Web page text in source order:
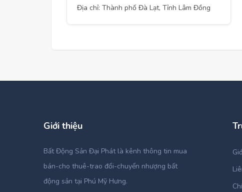
Địa chỉ: Thành phố Đà Lạt, Tỉnh Lâm Đồng
Giới thiệu
Bất Động Sản Đại Phát là kênh thông tin mua
bán-cho thuê-trao đổi-chuyển nhượng bất
động sản tại Phú Mỹ Hưng.